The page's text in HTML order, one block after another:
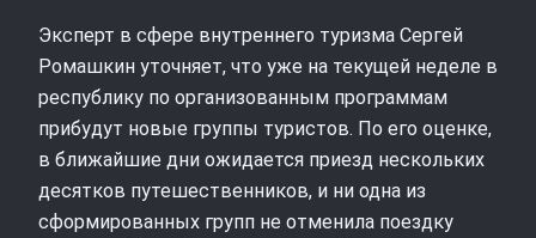
Эксперт в сфере внутреннего туризма Сергей
Ромашкин уточняет, что уже на текущей неделе в
республику по организованным программам
прибудут новые группы туристов. По его оценке,
в ближайшие дни ожидается приезд нескольких
десятков путешественников, и ни одна из
сформированных групп не отменила поездку